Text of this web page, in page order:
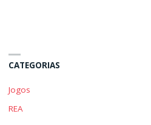
CATEGORIAS
Jogos
REA